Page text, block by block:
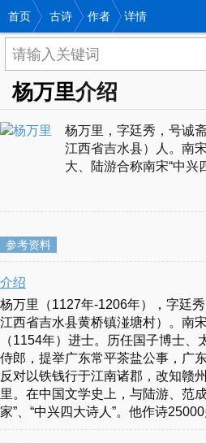
首页 古诗 作者 详情
杨万里介绍
杨万里，字廷秀，号诚
江西省吉水县）人。南
大、陆游合称南宋“中兴
参考资料
介绍
杨万里（1127年-1206年），字廷
江西省吉水县黄桥镇湴塘村）。南
（1154年）进士。历任国子博士
侍郎，提举广东常平茶盐公事，广
反对以铁钱行于江南诸郡，改知赣
里。在中国文学史上，与陆游、范
家”、“中兴四大诗人”。他作诗